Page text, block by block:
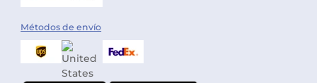
Métodos de envío